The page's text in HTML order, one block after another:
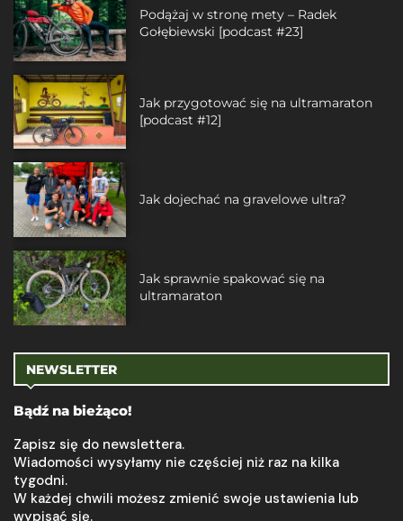
Podążaj w stronę mety – Radek
Gołębiewski [podcast #23]
Jak przygotować się na ultramaraton
[podcast #12]
Jak dojechać na gravelowe ultra?
Jak sprawnie spakować się na
ultramaraton
NEWSLETTER
Bądź na bieżąco!
Zapisz się do newslettera.
Wiadomości wysyłamy nie częściej niż raz na kilka
tygodni.
W każdej chwili możesz zmienić swoje ustawienia lub
wypisać się.